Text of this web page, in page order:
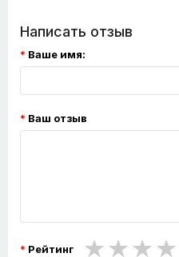
Написать отзыв
Ваше имя:
Ваш отзыв
Рейтинг